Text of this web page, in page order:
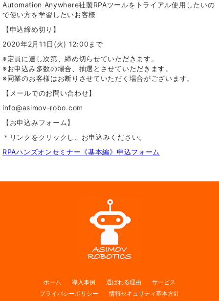
Automation Anywhere社製RPAツールをトライアル使用したいの
で使い方を学習したいお客様
【申込締め切り】
2020年2月11日(火) 12:00まで
※定員に達し次第、締め切らせていただきます。
※お申込み多数の場合、抽選とさせていただきます。
※同業のお客様はお断りさせていただく場合がございます。
【メールでのお問い合わせ】
info@asimov-robo.com
【お申込みフォーム】
＊リンクをクリックし、お申込みください。
RPAハンズオンセミナー《基本編》申込フォーム
ホーム 導入事例 選ばれる理由
サービス
プライバシーポリシー
情報セキュリティ基本方針